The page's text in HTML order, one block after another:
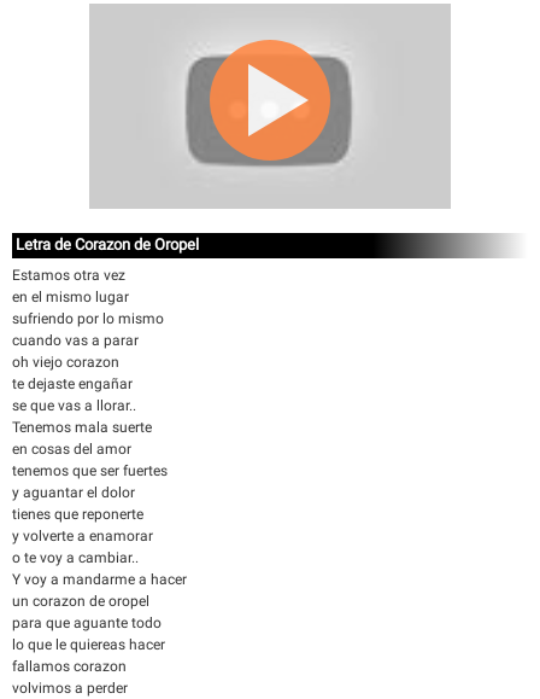
Letra de Corazon de Oropel
Estamos otra vez
en el mismo lugar
sufriendo por lo mismo
cuando vas a parar
oh viejo corazon
te dejaste engañar
se que vas a llorar..
Tenemos mala suerte
en cosas del amor
tenemos que ser fuertes
y aguantar el dolor
tienes que reponerte
y volverte a enamorar
o te voy a cambiar..
Y voy a mandarme a hacer
un corazon de oropel
para que aguante todo
lo que le quiereas hacer
fallamos corazon
volvimos a perder